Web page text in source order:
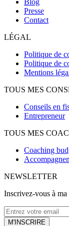
Blog
Presse
Contact
LÉGAL
Politique de
Politique de
Mentions
TOUS MES
Conseils en
Entrepreneur
TOUS MES
Coaching
NEWSLETTER
Inscrivez-vous à
M'INSCRIRE